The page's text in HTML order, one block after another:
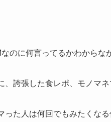
のに何言ってるかわからな
、誇張した食レポ、モノマネ
った人は何回でもみたくなる